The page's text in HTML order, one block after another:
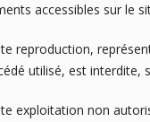
accessibles sur le
reproduction,
utilisé, est interdite,
exploitation non